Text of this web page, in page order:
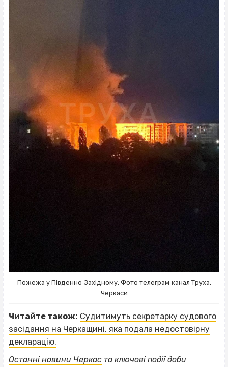
Пожежа у Південно‐Західному. Фото телеграм‐канал Труха.
Черкаси
Читайте також: Судитимуть секретарку судового
засідання на Черкащині, яка подала недостовірну
декларацію.
Останні новини Черкас та ключові події доби